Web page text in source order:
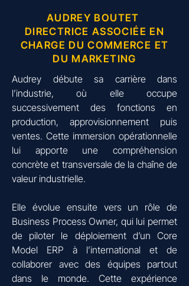
AUDREY BOUTET
DIRECTRICE ASSOCIÉE EN
CHARGE DU COMMERCE ET
DU MARKETING
Audrey débute sa carrière dans
l’industrie, où elle occupe
successivement des fonctions en
production, approvisionnement puis
ventes. Cette immersion opérationnelle
lui apporte une compréhension
concrète et transversale de la chaîne de
valeur industrielle.
Elle évolue ensuite vers un rôle de
Business Process Owner, qui lui permet
de piloter le déploiement d’un Core
Model ERP à l’international et de
collaborer avec des équipes partout
dans le monde. Cette expérience